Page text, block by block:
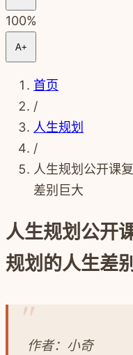
100%
A+
首页
/
人生规划
/
人生规划公开课
差别巨大
人生规划公开
规划的人生差
作者：小奇